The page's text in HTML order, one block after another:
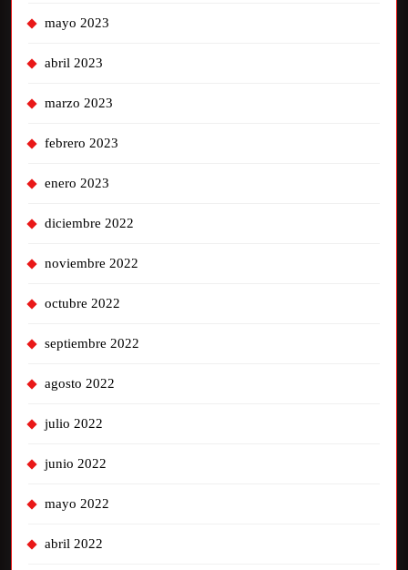
mayo 2023
abril 2023
marzo 2023
febrero 2023
enero 2023
diciembre 2022
noviembre 2022
octubre 2022
septiembre 2022
agosto 2022
julio 2022
junio 2022
mayo 2022
abril 2022